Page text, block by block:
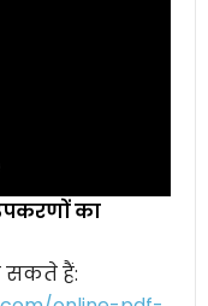
का
सकते हैं: